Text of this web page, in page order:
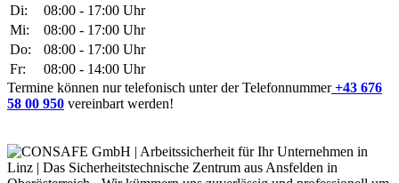
Di:
08:00 - 17:00 Uhr
Mi:
08:00 - 17:00 Uhr
Do:
08:00 - 17:00 Uhr
Fr:
08:00 - 14:00 Uhr
Termine können nur telefonisch unter der Telefonnummer+43 676
58 00 950 vereinbart werden!